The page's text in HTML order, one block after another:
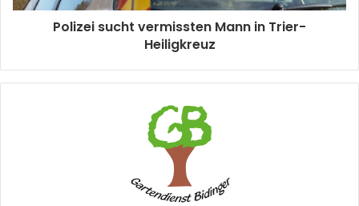
Polizei sucht vermissten Mann in Trier-
Heiligkreuz